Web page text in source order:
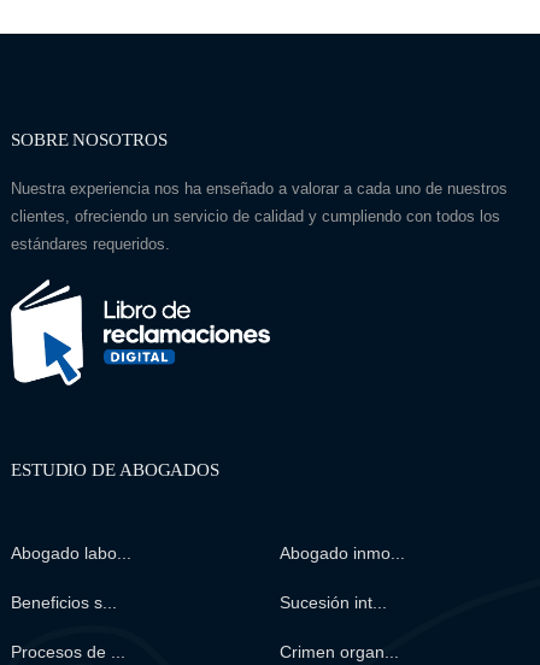
SOBRE NOSOTROS
Nuestra experiencia nos ha enseñado a valorar a cada uno de nuestros
clientes, ofreciendo un servicio de calidad y cumpliendo con todos los
estándares requeridos.
ESTUDIO DE ABOGADOS
Abogado labo... Abogado inmo...
Beneficios s... Sucesión int...
Procesos de ... Crimen organ...